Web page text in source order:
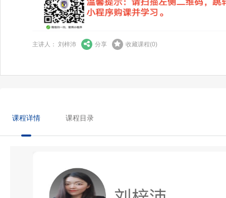
主讲人： 刘梓沛 分享 收藏课程(0)
课程详情 课程目录